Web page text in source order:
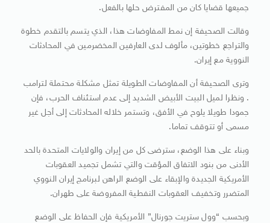
جميعها قضايا كان من المفترض حلها بالفعل.
وقالت الصحيفة إن نمط المفاوضات هذا، الذي يتسم بالتقدم خطوة
والتراجع خطوتين، مألوف لدى العارفين المخضرمين في المحادثات
النووية مع إيران.
وترى الصحيفة أن المفاوضات الطويلة تمثل مشكلة محتملة لترامب
. ونظرا لميل البيت الأبيض الشديد إلى عدم استئناف الحرب، فإن
جمودا طويلا يلوح في الأفق، وتستمر خلاله المحادثات إلى أجل غير
مسمى أو تتوقف تماما.
وبناء على هذا الوضع، سترضى كل من إيران والولايات المتحدة بالحد
الأدنى من بنود الاتفاق المؤقت والتي تشمل تجميد العقوبات
الأمريكية الجديدة والإبقاء على الوضع الراهن لبرنامج إيران النووي
المتضرر وتخفيف العقوبات النفطية المفروضة على طهران.
وبحسب “وول ستريت جورنال” الأمريكية فإن الحفاظ على الوضع